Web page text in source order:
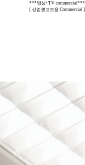
***영상/ TV commercial***
[ 상업광고모음 Commercial ]